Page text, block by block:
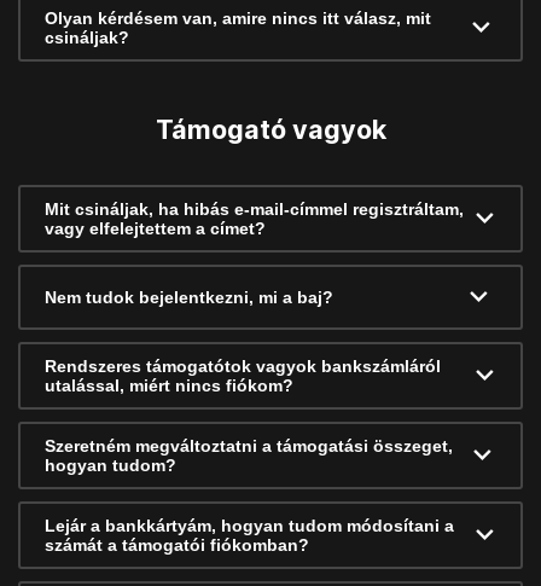
Olyan kérdésem van, amire nincs itt válasz, mit
csináljak?
Támogató vagyok
Mit csináljak, ha hibás e-mail-címmel regisztráltam,
vagy elfelejtettem a címet?
Nem tudok bejelentkezni, mi a baj?
Rendszeres támogatótok vagyok bankszámláról
utalással, miért nincs fiókom?
Szeretném megváltoztatni a támogatási összeget,
hogyan tudom?
Lejár a bankkártyám, hogyan tudom módosítani a
számát a támogatói fiókomban?